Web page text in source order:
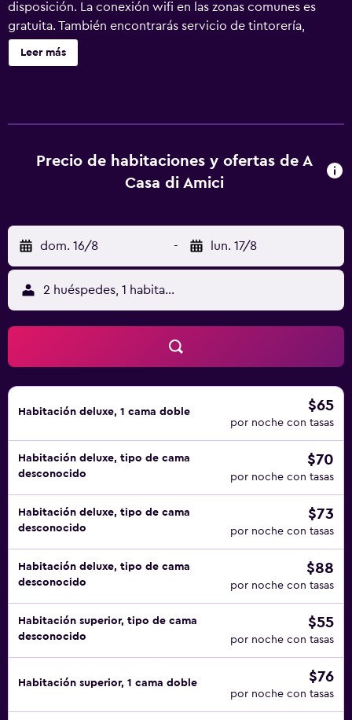
disposición. La conexión wifi en las zonas comunes es
gratuita. También encontrarás servicio de tintorería,
lavandería y una sala de ordenadores. A Casa di Amici
ofrece 11 alojamientos con aire acondicionado, cocina
están equipados con ducha y artículos de higiene
personal gratuitos. Los huéspedes pueden navegar por la
dispositivos)). Se ofrece servicio de limpieza todos los
días. Se pueden practicar las actividades de ocio y
esparcimiento que se indican más abajo en las
instalaciones o cerca del alojamiento (es posible que se
aplique un recargo).
Leer más
Precio de habitaciones y ofertas de A
Casa di Amici
dom. 16/8 - lun. 17/8
2 huéspedes, 1 habitación
Habitación deluxe, 1 cama doble $65
por noche con tasas
Habitación deluxe, tipo de cama
desconocido
$70
por noche con tasas
Habitación deluxe, tipo de cama
desconocido
$73
por noche con tasas
Habitación deluxe, tipo de cama
desconocido
$88
por noche con tasas
Habitación superior, tipo de cama
desconocido
$55
por noche con tasas
Habitación superior, 1 cama doble $76
por noche con tasas